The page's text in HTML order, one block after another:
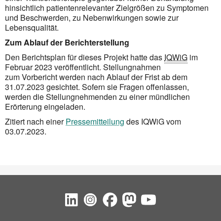
hinsichtlich patientenrelevanter Zielgrößen zu Symptomen
und Beschwerden, zu Nebenwirkungen sowie zur
Lebensqualität.
Zum Ablauf der Berichterstellung
Den Berichtsplan für dieses Projekt hatte das IQWiG im
Februar 2023 veröffentlicht. Stellungnahmen
zum Vorbericht werden nach Ablauf der Frist ab dem
31.07.2023 gesichtet. Sofern sie Fragen offenlassen,
werden die Stellungnehmenden zu einer mündlichen
Erörterung eingeladen.
Zitiert nach einerPressemitteilung des IQWiG vom
03.07.2023.
Social Bookmarks